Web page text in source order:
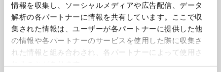
情報を収集し、ソーシャルメディアや広告配信、データ
解析の各パートナーに情報を共有しています。ここで収
集された情報は、ユーザーが各パートナーに提供した他
の情報や各パートナーのサービスを使用した際に収集さ
れた情報と組み合わされ、各パートナーによって使用さ
環境設備
建設機械
立体駐車場